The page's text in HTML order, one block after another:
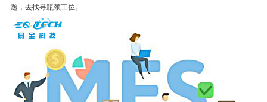
题，去找寻瓶颈工位。